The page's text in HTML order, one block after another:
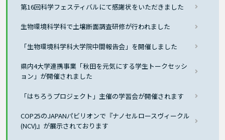
第16回科学フェスティバルにて感謝状をいただきました
生物環境科学科で土壌断面調査研修が行われました
「生物環境科学科大学院中間報告会」を開催しました
県内4大学連携事業「秋田を元気にする学生トークセッシ
ョン」が開催されました
「はちろうプロジェクト」主催の学習会が開催されます
COP25のJAPANパビリオンで『ナノセルロースヴィークル
(NCV)』が展示されております